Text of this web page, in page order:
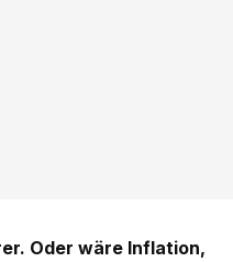
Oder wäre Inflation,